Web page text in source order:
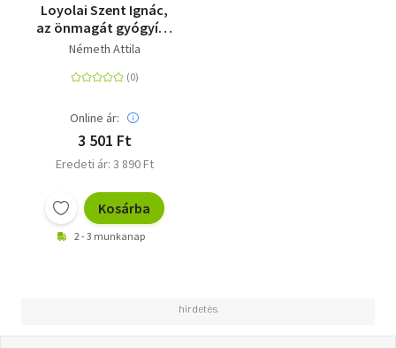
Loyolai Szent Ignác,
az önmagát gyógyító
kényszerbeteg
Németh Attila
Online ár:
3 501 Ft
Eredeti ár: 3 890 Ft
Kosárba
2 - 3 munkanap